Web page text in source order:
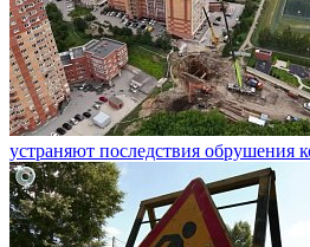
устраняют последствия обрушения